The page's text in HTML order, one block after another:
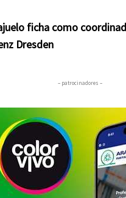
ficha como
Dresden
– patrocinadores –